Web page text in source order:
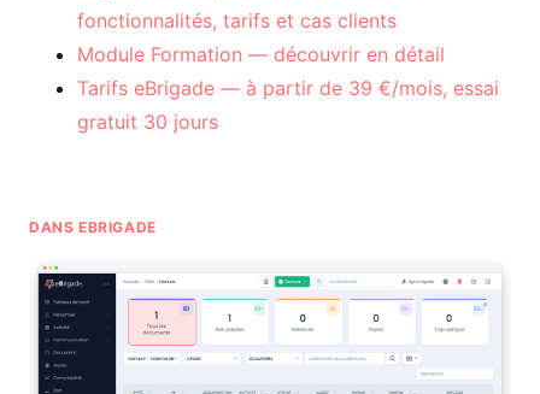
fonctionnalités, tarifs et cas clients
Module Formation — découvrir en détail
Tarifs eBrigade — à partir de 39 €/mois, essai
gratuit 30 jours
DANS EBRIGADE